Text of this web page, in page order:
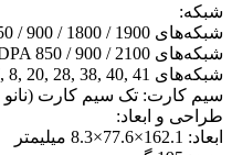
شبکه:
شبکه‌های 2G: GSM 850 / 900 / 1800 / 1900 – سیم کارت 1 و سیم کارت 2 (دو سیم کارت فقط)
شبکه‌های 3G: HSDPA 850 / 900 / 2100
شبکه‌های 4G: 1, 3, 5, 7, 8, 20, 28, 38, 40, 41
سیم کارت: تک سیم کارت (نانو
طراحی و ابعاد:
ابعاد: 162.1×77.6×8.3 میلیمتر